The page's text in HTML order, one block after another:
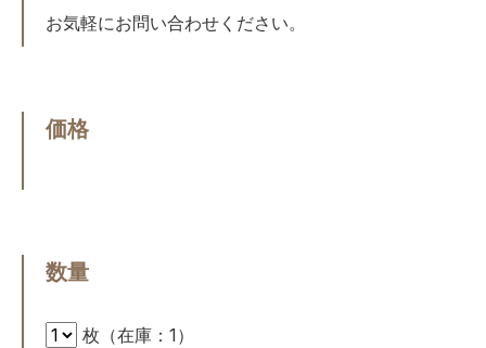
お気軽にお問い合わせください。
価格
数量
枚（在庫：1）